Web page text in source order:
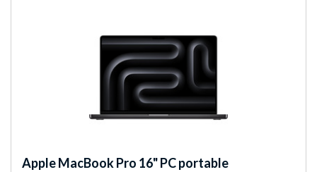
AppleMacBook Pro 16" PC portable